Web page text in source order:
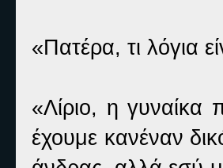
«Πατέρα, τι λόγια
«Λίριο, η γυναίκα
έχουμε κανέναν